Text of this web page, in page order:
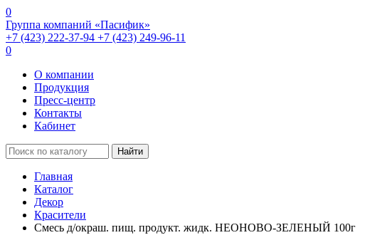
0
Группа компаний «Пасифик»
+7 (423) 222-37-94 +7 (423) 249-96-11
0
О компании
Продукция
Пресс-центр
Контакты
Кабинет
Найти
Главная
Каталог
Декор
Красители
Смесь д/окраш. пищ. продукт. жидк. НЕОНОВО-ЗЕЛЕНЫЙ 100г